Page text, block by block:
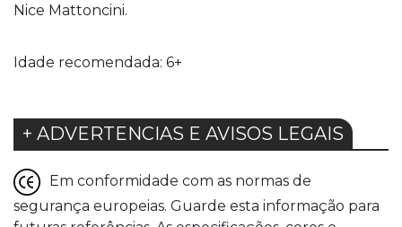
Nice Mattoncini.
Idade recomendada: 6+
+ ADVERTENCIAS E AVISOS LEGAIS
Em conformidade com as normas de
segurança europeias. Guarde esta informação para